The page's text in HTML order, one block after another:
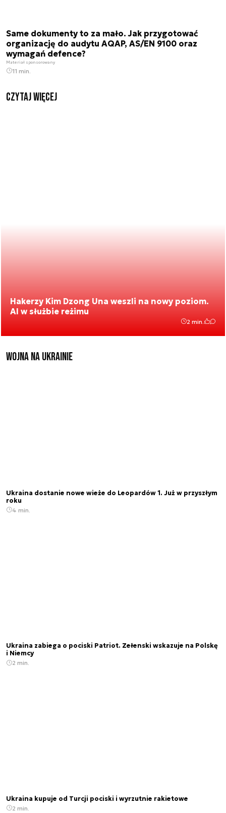
Same dokumenty to za mało. Jak przygotować
organizację do audytu AQAP, AS/EN 9100 oraz
wymagań defence?
Materiał sponsorowany
11 min.
czytaj więcej
Hakerzy Kim Dzong Una weszli na nowy poziom.
AI w służbie reżimu
2 min.
Wojna na Ukrainie
Ukraina dostanie nowe wieże do Leopardów 1. Już w przyszłym
roku
4 min.
Ukraina zabiega o pociski Patriot. Zełenski wskazuje na Polskę
i Niemcy
2 min.
Ukraina kupuje od Turcji pociski i wyrzutnie rakietowe
2 min.